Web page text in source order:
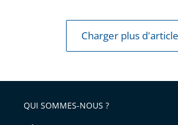
Charger plus
QUI SOMMES-NOUS ?